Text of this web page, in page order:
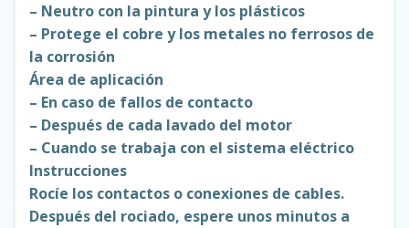
– Neutro con la pintura y los plásticos
– Protege el cobre y los metales no ferrosos de
la corrosión
Área de aplicación
– En caso de fallos de contacto
– Después de cada lavado del motor
– Cuando se trabaja con el sistema eléctrico
Instrucciones
Rocíe los contactos o conexiones de cables.
Después del rociado, espere unos minutos a